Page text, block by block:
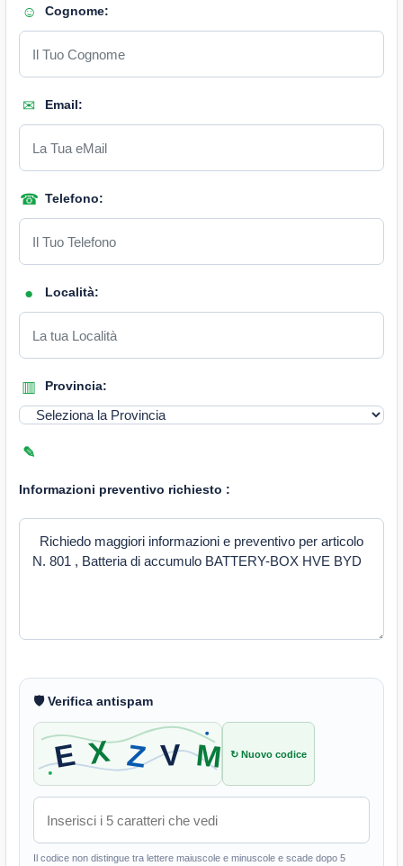
Cognome:
Email:
Telefono:
Località:
Provincia:
Informazioni preventivo richiesto :
🛡 Verifica antispam
↻ Nuovo codice
Il codice non distingue tra lettere maiuscole e minuscole e scade dopo 5